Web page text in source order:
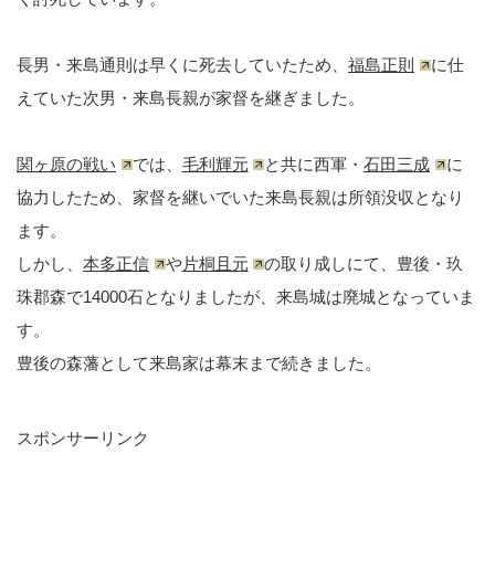
長男・来島通則は早くに死去していたため、 福島正則
に仕
えていた次男・来島長親が家督を継ぎました。
関ヶ原の戦い では、 毛利輝元 と共に西軍・ 石田三成
に
協力したため、家督を継いでいた来島長親は所領没収となり
ます。
しかし、 本多正信 や片桐且元
の取り成しにて、豊後・玖
珠郡森で14000石となりましたが、来島城は廃城となっていま
す。
豊後の森藩として来島家は幕末まで続きました。
スポンサーリンク